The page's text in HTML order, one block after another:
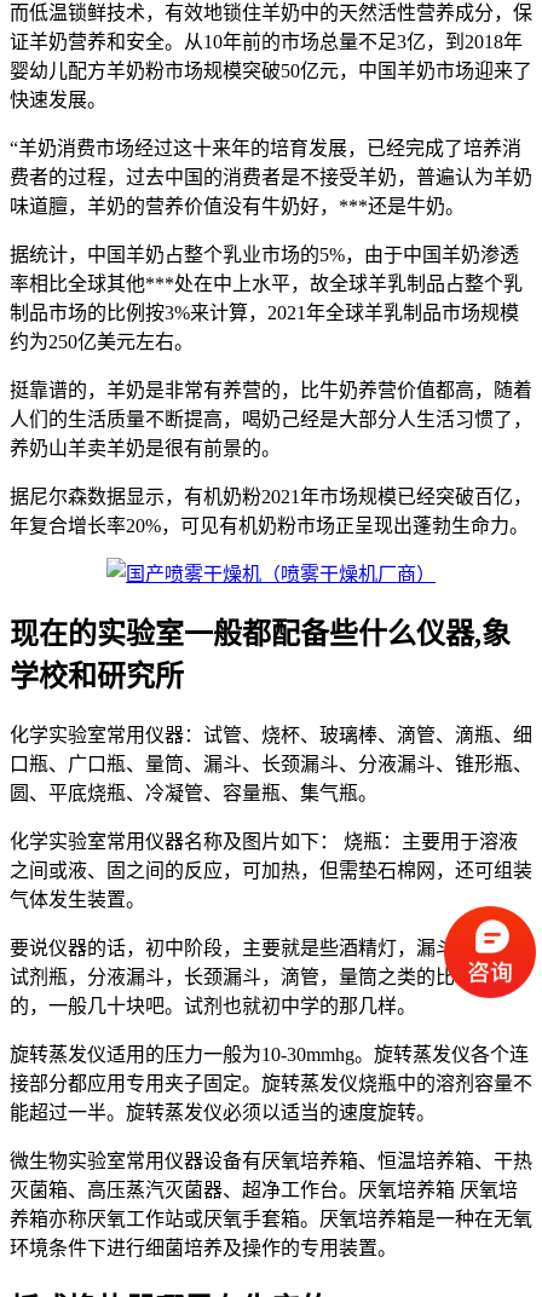
而低温锁鲜技术，有效地锁住羊奶中的天然活性营养成分，保
证羊奶营养和安全。从10年前的市场总量不足3亿，到2018年
婴幼儿配方羊奶粉市场规模突破50亿元，中国羊奶市场迎来了
快速发展。
“羊奶消费市场经过这十来年的培育发展，已经完成了培养消
费者的过程，过去中国的消费者是不接受羊奶，普遍认为羊奶
味道膻，羊奶的营养价值没有牛奶好，***还是牛奶。
据统计，中国羊奶占整个乳业市场的5%，由于中国羊奶渗透
率相比全球其他***处在中上水平，故全球羊乳制品占整个乳
制品市场的比例按3%来计算，2021年全球羊乳制品市场规模
约为250亿美元左右。
挺靠谱的，羊奶是非常有养营的，比牛奶养营价值都高，随着
人们的生活质量不断提高，喝奶己经是大部分人生活习惯了，
养奶山羊卖羊奶是很有前景的。
据尼尔森数据显示，有机奶粉2021年市场规模已经突破百亿，
年复合增长率20%，可见有机奶粉市场正呈现出蓬勃生命力。
现在的实验室一般都配备些什么仪器,象
学校和研究所
化学实验室常用仪器：试管、烧杯、玻璃棒、滴管、滴瓶、细
口瓶、广口瓶、量筒、漏斗、长颈漏斗、分液漏斗、锥形瓶、
圆、平底烧瓶、冷凝管、容量瓶、集气瓶。
化学实验室常用仪器名称及图片如下： 烧瓶：主要用于溶液
之间或液、固之间的反应，可加热，但需垫石棉网，还可组装
气体发生装置。
要说仪器的话，初中阶段，主要就是些酒精灯，漏斗，烧杯，
试剂瓶，分液漏斗，长颈漏斗，滴管，量筒之类的比较便宜
的，一般几十块吧。试剂也就初中学的那几样。
旋转蒸发仪适用的压力一般为10-30mmhg。旋转蒸发仪各个连
接部分都应用专用夹子固定。旋转蒸发仪烧瓶中的溶剂容量不
能超过一半。旋转蒸发仪必须以适当的速度旋转。
微生物实验室常用仪器设备有厌氧培养箱、恒温培养箱、干热
灭菌箱、高压蒸汽灭菌器、超净工作台。厌氧培养箱 厌氧培
养箱亦称厌氧工作站或厌氧手套箱。厌氧培养箱是一种在无氧
环境条件下进行细菌培养及操作的专用装置。